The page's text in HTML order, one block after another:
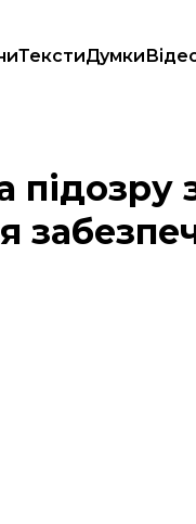
ТекстиДумки
оборони рф. Він
підозру